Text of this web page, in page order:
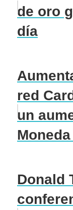
de oro
día
red
un
Donald